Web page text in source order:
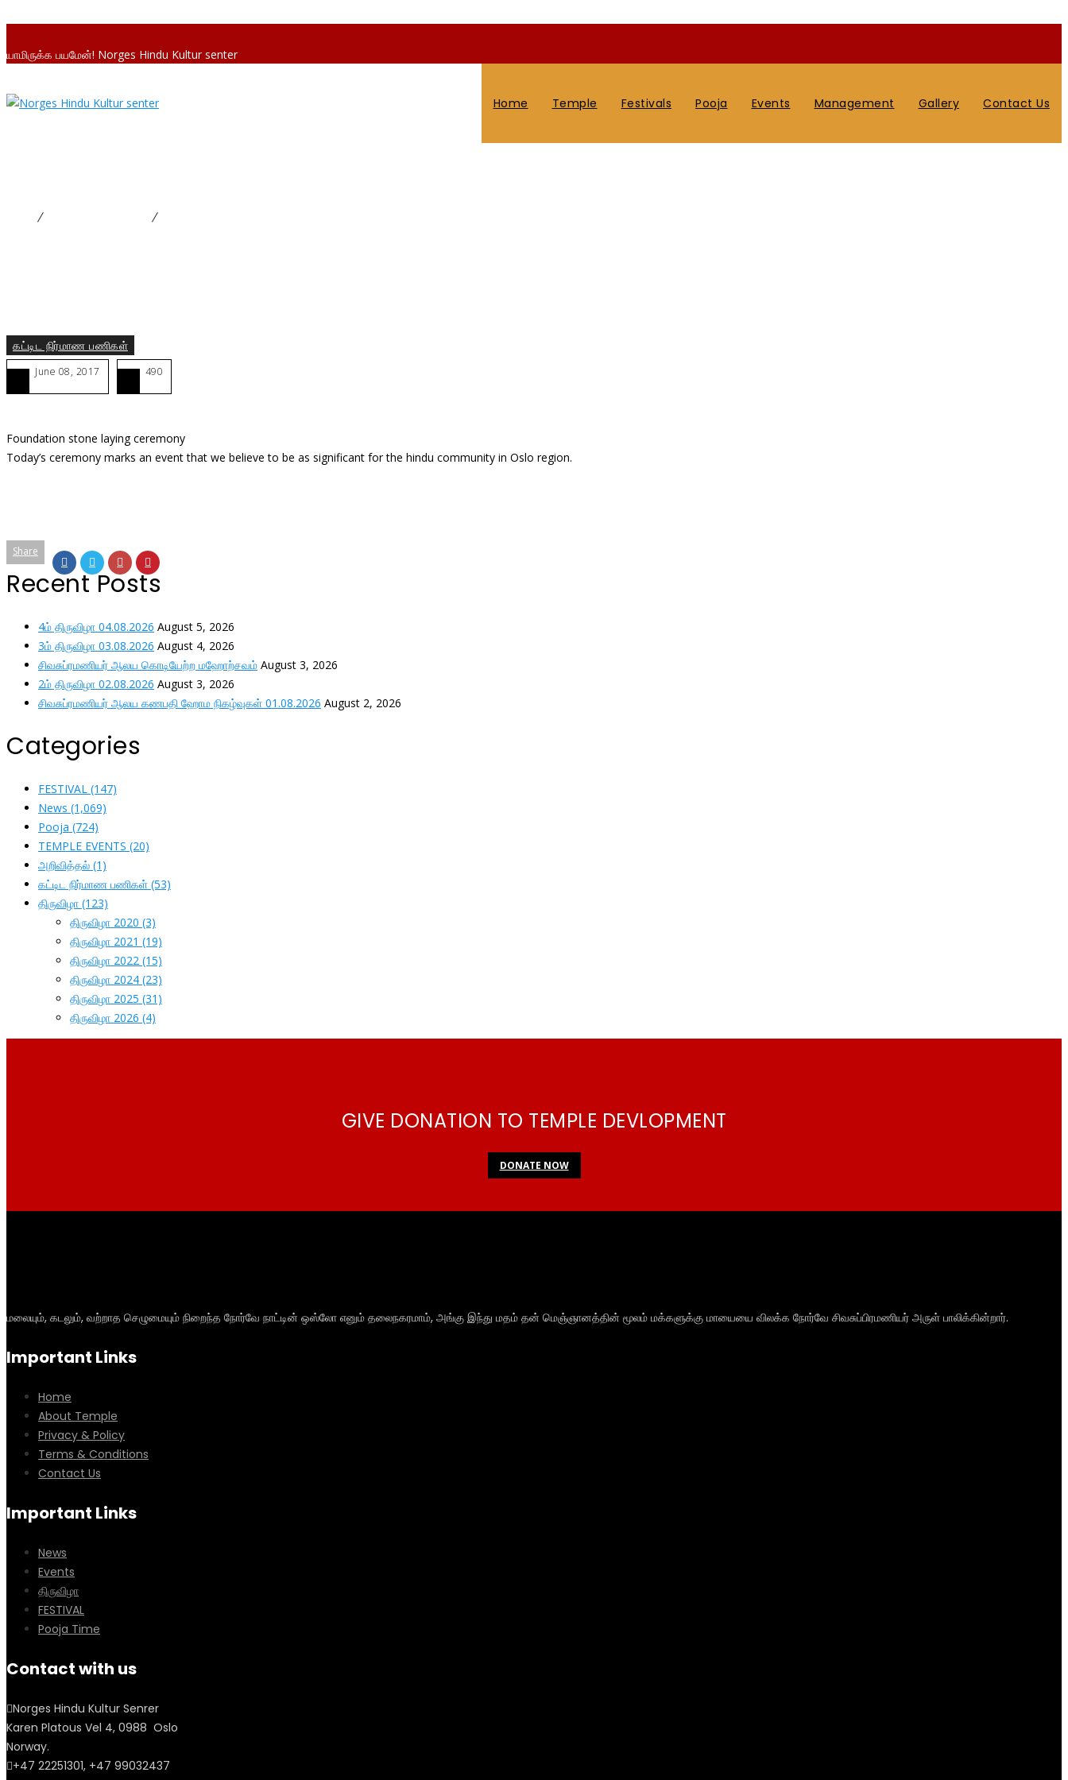
யாமிருக்க பயமேன்! Norges Hindu Kultur senter
Home |News| Login|Contact Us
Home Temple Festivals Pooja Events Management Gallery Contact Us
கட்டிட நிர்மாண பணிகள்
June 08, 2017 490
Foundation stone laying ceremony
Today’s ceremony marks an event that we believe to be as significant for the hindu community in Oslo region.
Share
Recent Posts
4ம் திருவிழா 04.08.2026 August 5, 2026
3ம் திருவிழா 03.08.2026 August 4, 2026
சிவசுப்ரமணியர் ஆலய கொடியேற்ற மஹோற்சவம் August 3, 2026
2ம் திருவிழா 02.08.2026 August 3, 2026
சிவசுப்ரமணியர் ஆலய கணபதி ஹோம நிகழ்வுகள் 01.08.2026 August 2, 2026
Categories
FESTIVAL (147)
News (1,069)
Pooja (724)
TEMPLE EVENTS (20)
அறிவித்தல் (1)
கட்டிட நிர்மாண பணிகள் (53)
திருவிழா (123)
திருவிழா 2020 (3)
திருவிழா 2021 (19)
திருவிழா 2022 (15)
திருவிழா 2024 (23)
திருவிழா 2025 (31)
திருவிழா 2026 (4)
GIVE DONATION TO TEMPLE DEVLOPMENT
DONATE NOW
மலையும், கடலும், வற்றாத செழுமையும் நிறைந்த நோர்வே நாட்டின் ஒஸ்லோ எனும் தலைநகரமாம், அங்கு இந்து மதம் தன் மெஞ்ஞானத்தின் மூலம் மக்களுக்கு மாயையை விலக்க நோர்வே சிவசுப்பிரமணியர் அருள் பாலிக்கின்றார்.
Important Links
Home
About Temple
Privacy & Policy
Terms & Conditions
Contact Us
Important Links
News
Events
திருவிழா
FESTIVAL
Pooja Time
Contact with us
Norges Hindu Kultur Senrer
Karen Platous Vel 4, 0988 Oslo
Norway.
+47 22251301, +47 99032437